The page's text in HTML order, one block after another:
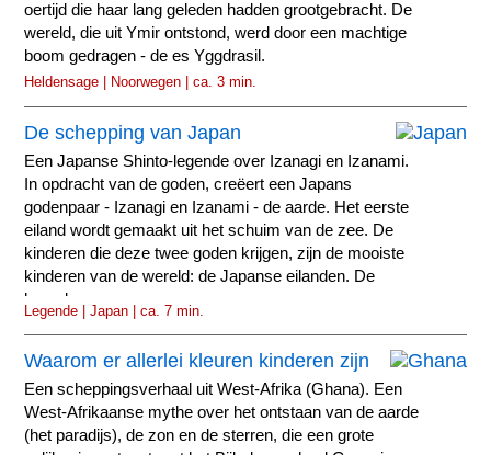
oertijd die haar lang geleden hadden grootgebracht. De
wereld, die uit Ymir ontstond, werd door een machtige
boom gedragen - de es Yggdrasil.
Heldensage | Noorwegen | ca. 3 min.
De schepping van Japan
Een Japanse Shinto-legende over Izanagi en Izanami.
In opdracht van de goden, creëert een Japans
godenpaar - Izanagi en Izanami - de aarde. Het eerste
eiland wordt gemaakt uit het schuim van de zee. De
kinderen die deze twee goden krijgen, zijn de mooiste
kinderen van de wereld: de Japanse eilanden. De
hemel...
Legende | Japan | ca. 7 min.
Waarom er allerlei kleuren kinderen zijn
Een scheppingsverhaal uit West-Afrika (Ghana). Een
West-Afrikaanse mythe over het ontstaan van de aarde
(het paradijs), de zon en de sterren, die een grote